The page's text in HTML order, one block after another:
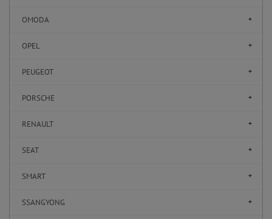
OMODA
OPEL
PEUGEOT
PORSCHE
RENAULT
SEAT
SMART
SSANGYONG